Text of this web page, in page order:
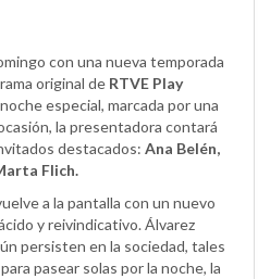
con una nueva temporada
original de RTVE Play
especial, marcada por una
la presentadora contará
destacados: Ana Belén,
Flich.
a la pantalla con un nuevo
y reivindicativo. Álvarez
persisten en la sociedad, tales
pasear solas por la noche, la